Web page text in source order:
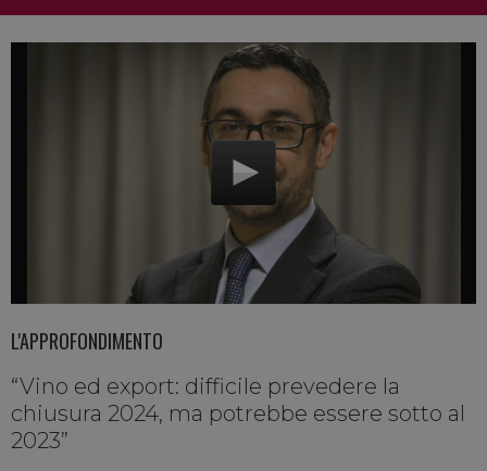
L'APPROFONDIMENTO
“Vino ed export: difficile prevedere la
chiusura 2024, ma potrebbe essere sotto al
2023”